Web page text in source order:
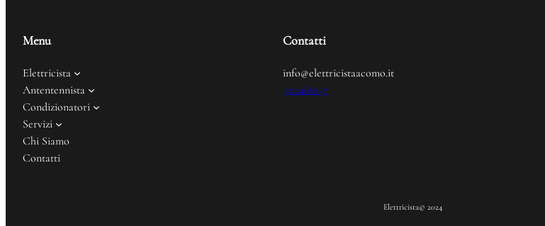
Menu
Elettricista
Antentennista
Condizionatori
Servizi
Chi Siamo
Contatti
Contatti
info@elettricistaacomo.it
3312466237
Elettricista© 2024